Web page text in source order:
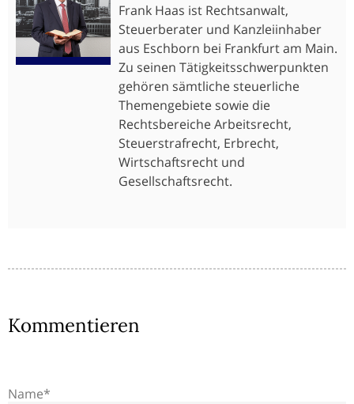
Frank Haas ist Rechtsanwalt,
Steuerberater und Kanzleiinhaber
aus Eschborn bei Frankfurt am Main.
Zu seinen Tätigkeitsschwerpunkten
gehören sämtliche steuerliche
Themengebiete sowie die
Rechtsbereiche Arbeitsrecht,
Steuerstrafrecht, Erbrecht,
Wirtschaftsrecht und
Gesellschaftsrecht.
Kommentieren
Name*